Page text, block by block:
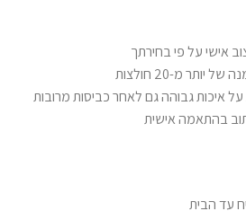
אישי על פי בחירתך
מ-20 חולצות
גבוהה גם לאחר כביסות מרובות
בהתאמה אישית
עד הבית